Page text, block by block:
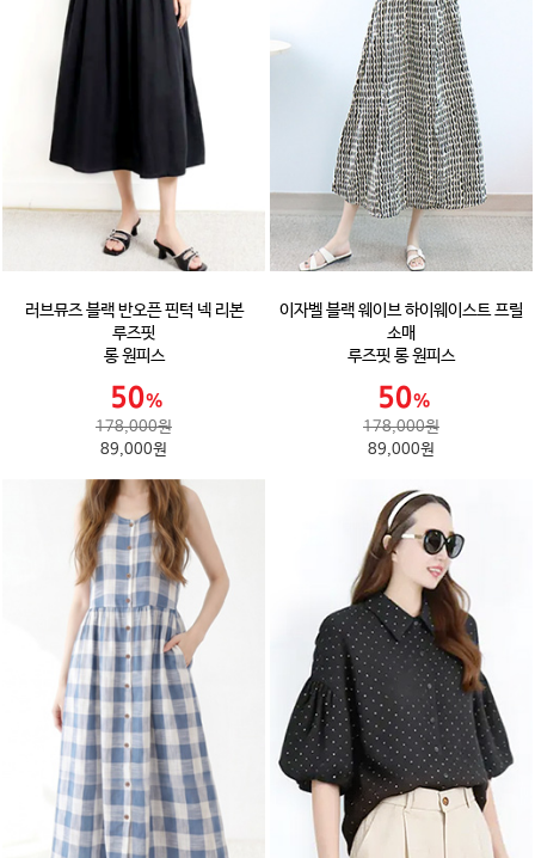
러브뮤즈 블랙 반오픈 핀턱 넥 리본
루즈핏
롱 원피스
178,000원
89,000원
이자벨 블랙 웨이브 하이웨이스트 프릴
소매
루즈핏 롱 원피스
178,000원
89,000원